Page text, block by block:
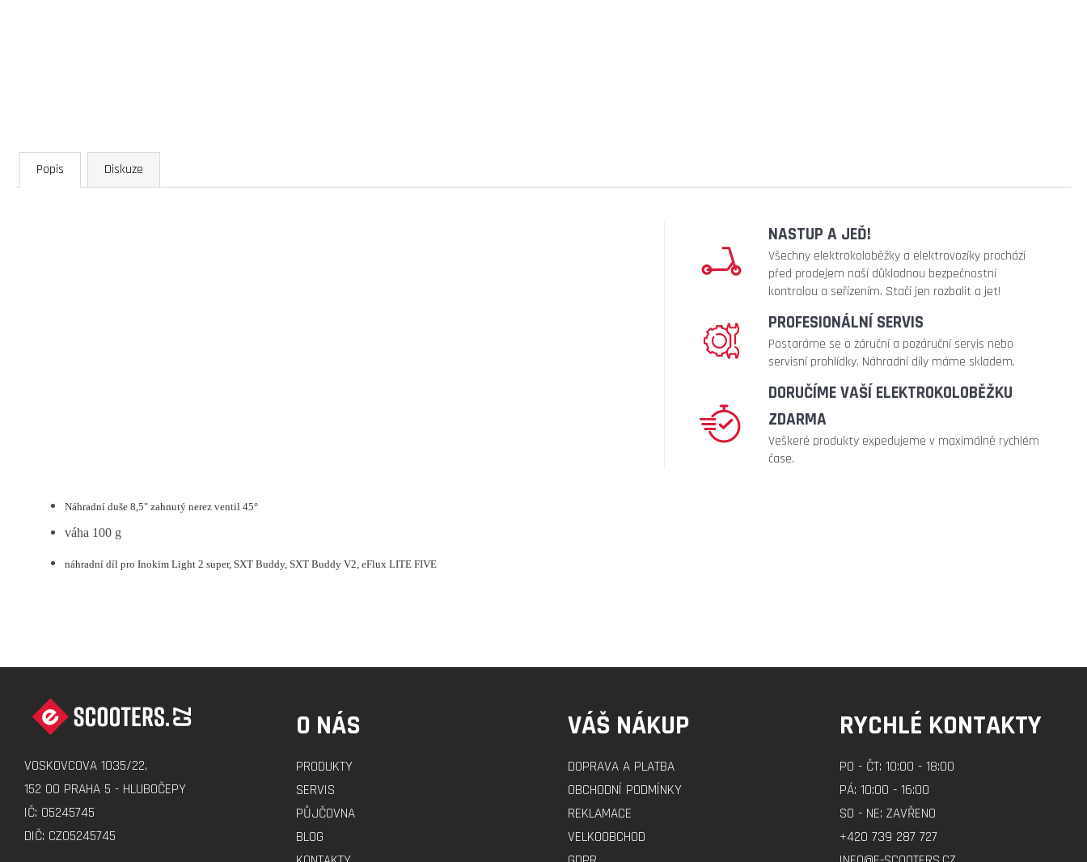
Popis Diskuze
NASTUP A JEĎ!
Všechny elektrokoloběžky a elektrovozíky prochází
před prodejem naší důkladnou bezpečnostní
kontrolou a seřízením. Stačí jen rozbalit a jet!
PROFESIONÁLNÍ SERVIS
Postaráme se o záruční a pozáruční servis nebo
servisní prohlídky. Náhradní díly máme skladem.
DORUČÍME VAŠÍ ELEKTROKOLOBĚŽKU
ZDARMA
Veškeré produkty expedujeme v maximálně rychlém
čase.
Náhradní duše 8,5" zahnutý nerez ventil 45°
váha 100 g
náhradní díl pro Inokim Light 2 super, SXT Buddy, SXT Buddy V2, eFlux LITE FIVE
VOSKOVCOVA 1035/22,
152 00 PRAHA 5 - HLUBOČEPY
IČ: 05245745
DIČ: CZ05245745
O NÁS
PRODUKTY
SERVIS
PŮJČOVNA
BLOG
VÁŠ NÁKUP
DOPRAVA A PLATBA
OBCHODNÍ PODMÍNKY
REKLAMACE
VELKOOBCHOD
RYCHLÉ KONTAKTY
PO - ČT: 10:00 - 18:00
PÁ: 10:00 - 16:00
SO - NE: ZAVŘENO
+420 739 287 727